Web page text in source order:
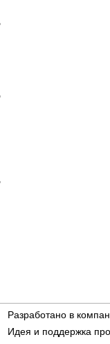
Разработано в
Идея и поддержка